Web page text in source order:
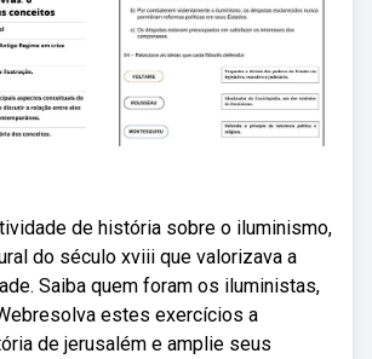
de história sobre o iluminismo,
do século xviii que valorizava a
Saiba quem foram os iluministas,
estes exercícios a
de jerusalém e amplie seus